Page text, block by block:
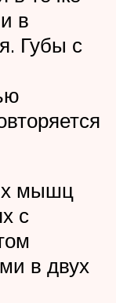
в
Губы с
мышц
с
в двух